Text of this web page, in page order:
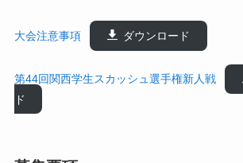
大会注意事項 ダウンロード
第44回関西学生スカッシュ選手権新人戦
ド